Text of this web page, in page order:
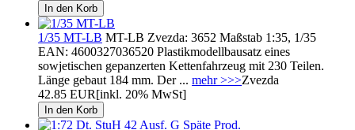
1/35 MT-LB MT-LB Zvezda: 3652 Maßstab 1:35, 1/35
EAN: 4600327036520 Plastikmodellbausatz eines
sowjetischen gepanzerten Kettenfahrzeug mit 230 Teilen.
Länge gebaut 184 mm. Der ... mehr >>>Zvezda
42.85 EUR[inkl. 20% MwSt]